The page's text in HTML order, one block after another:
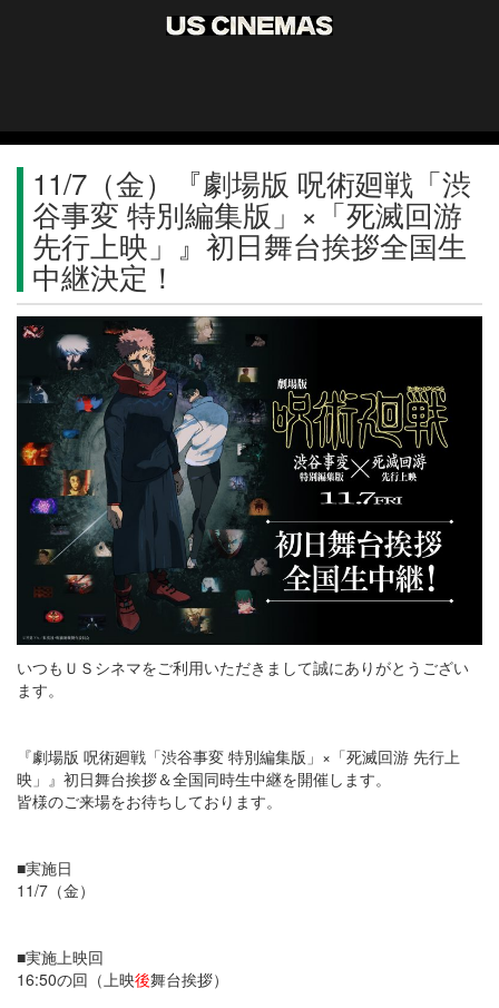
11/7（金）『劇場版 呪術廻戦「渋
谷事変 特別編集版」×「死滅回游
先行上映」』初日舞台挨拶全国生
中継決定！
いつもＵＳシネマをご利用いただきまして誠にありがとうござい
ます。
『劇場版 呪術廻戦「渋谷事変 特別編集版」×「死滅回游 先行上
映」』初日舞台挨拶＆全国同時生中継を開催します。
皆様のご来場をお待ちしております。
■実施日
11/7（金）
■実施上映回
16:50の回（上映後舞台挨拶）